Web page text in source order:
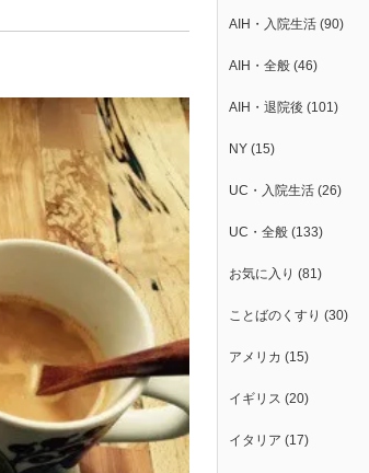
AIH・入院生活 (90)
AIH・全般 (46)
AIH・退院後 (101)
NY (15)
UC・入院生活 (26)
UC・全般 (133)
お気に入り (81)
ことばのくすり (30)
アメリカ (15)
イギリス (20)
イタリア (17)